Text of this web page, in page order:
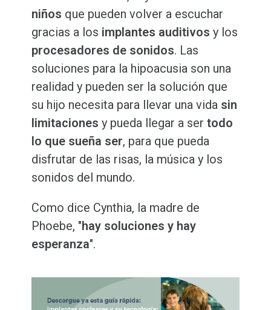
niños que pueden volver a escuchar
gracias a los implantes auditivos y los
procesadores de sonidos. Las
soluciones para la hipoacusia son una
realidad y pueden ser la solución que
su hijo necesita para llevar una vida sin
limitaciones y pueda llegar a sertodo
lo que sueña ser, para que pueda
disfrutar de las risas, la música y los
sonidos del mundo.
Como dice Cynthia, la madre de
Phoebe, "hay soluciones y hay
esperanza".